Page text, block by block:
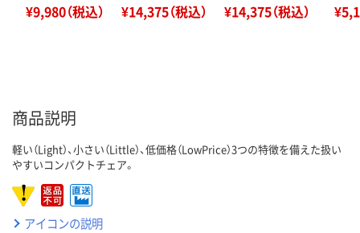
¥9,980（税込） ¥14,375（税込） ¥14,375（税込）
商品説明
軽い（Light）、小さい（Little）、低価格（LowPrice）3つの特徴を備えた扱い
やすいコンパクトチェア。
アイコンの説明